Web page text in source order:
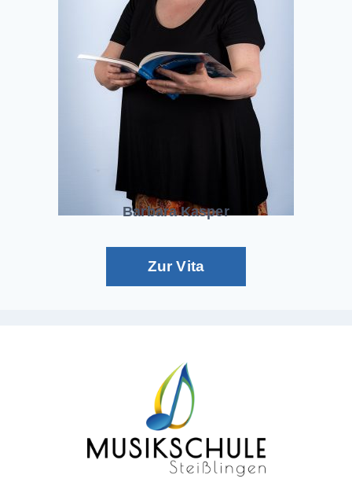
Barbara Kasper
Zur Vita